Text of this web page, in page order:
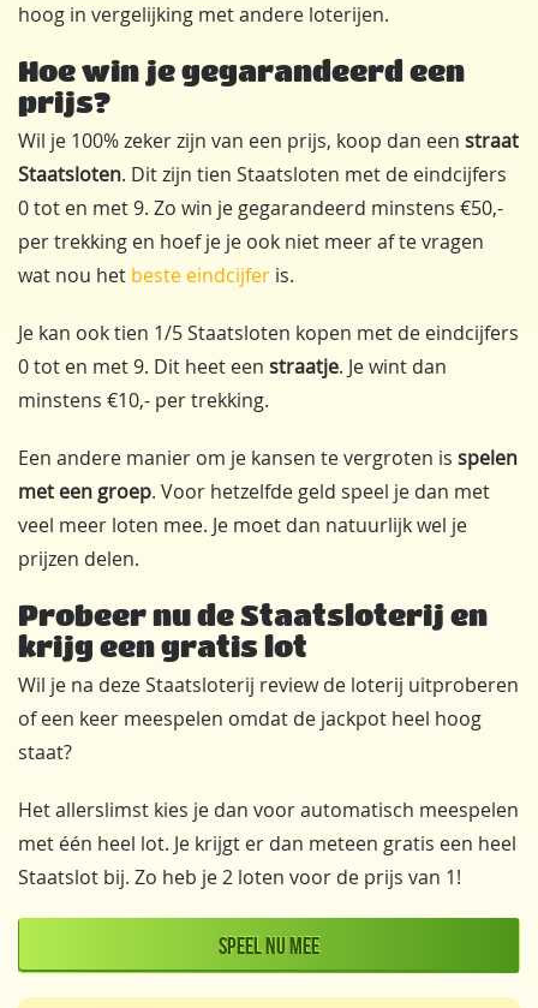
hoog in vergelijking met andere loterijen.
Hoe win je gegarandeerd een
prijs?
Wil je 100% zeker zijn van een prijs, koop dan een straat
Staatsloten. Dit zijn tien Staatsloten met de eindcijfers
0 tot en met 9. Zo win je gegarandeerd minstens €50,-
per trekking en hoef je je ook niet meer af te vragen
wat nou het beste eindcijfer is.
Je kan ook tien 1/5 Staatsloten kopen met de eindcijfers
0 tot en met 9. Dit heet een straatje. Je wint dan
minstens €10,- per trekking.
Een andere manier om je kansen te vergroten is spelen
met een groep. Voor hetzelfde geld speel je dan met
veel meer loten mee. Je moet dan natuurlijk wel je
prijzen delen.
Probeer nu de Staatsloterij en
krijg een gratis lot
Wil je na deze Staatsloterij review de loterij uitproberen
of een keer meespelen omdat de jackpot heel hoog
staat?
Het allerslimst kies je dan voor automatisch meespelen
met één heel lot. Je krijgt er dan meteen gratis een heel
Staatslot bij. Zo heb je 2 loten voor de prijs van 1!
Speel nu mee